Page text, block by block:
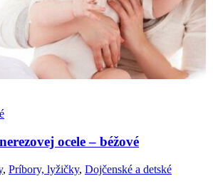
ocele – béžové
, Príbory, lyžičky, Dojčenské a detské